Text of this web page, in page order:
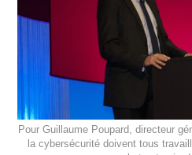
Pour Guillaume Poupard, directeur
la cybersécurité doivent tous